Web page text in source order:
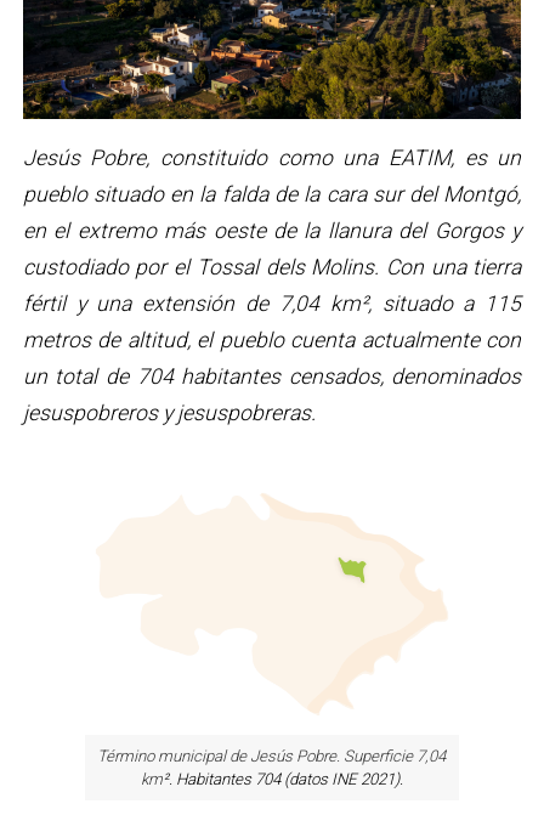
Jesús Pobre, constituido como una EATIM, es un
pueblo situado en la falda de la cara sur del Montgó,
en el extremo más oeste de la llanura del Gorgos y
custodiado por el Tossal dels Molins. Con una tierra
fértil y una extensión de 7,04 km², situado a 115
metros de altitud, el pueblo cuenta actualmente con
un total de 704 habitantes censados, denominados
jesuspobreros y jesuspobreras.
Término municipal de Jesús Pobre. Superficie 7,04
km². Habitantes 704 (datos INE 2021).